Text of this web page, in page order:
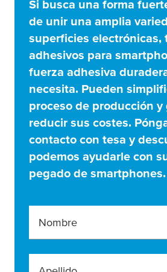
Si busca una forma
de unir una amplia
superficies electrónicas,
adhesivos para
fuerza adhesiva
necesita. Pueden
proceso de producción y
reducir sus costes.
contacto con tesa y
podemos ayudarle con
pegado de smartphones.
Nombre